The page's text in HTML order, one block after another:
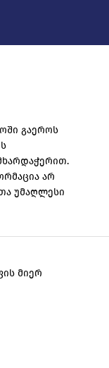
გაეროს
არ
უმაღლესი
მიერ